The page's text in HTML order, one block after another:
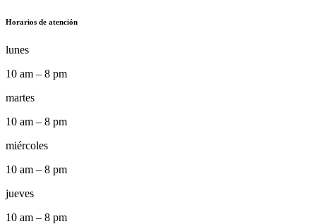
Horarios de atención
lunes
10 am – 8 pm
martes
10 am – 8 pm
miércoles
10 am – 8 pm
jueves
10 am – 8 pm